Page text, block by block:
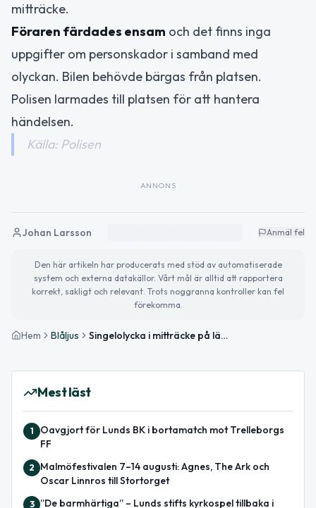
mitträcke.
Föraren färdades ensam och det finns inga
uppgifter om personskador i samband med
olyckan. Bilen behövde bärgas från platsen.
Polisen larmades till platsen för att hantera
händelsen.
Källa: Polisen
ANNONS
Johan Larsson Anmäl fel
Den här artikeln har producerats med stöd av automatiserade
system och externa datakällor. Vårt mål är alltid att rapportera
korrekt, sakligt och relevant. Trots noggranna kontroller kan fel
förekomma.
Hem Blåljus Singelolycka i mitträcke på länsväg 108 i Lund
Mest läst
1
Oavgjort för Lunds BK i bortamatch mot Trelleborgs
FF
2
Malmöfestivalen 7–14 augusti: Agnes, The Ark och
Oscar Linnros till Stortorget
3 ”De barmhärtiga” – Lunds stifts kyrkospel tillbaka i